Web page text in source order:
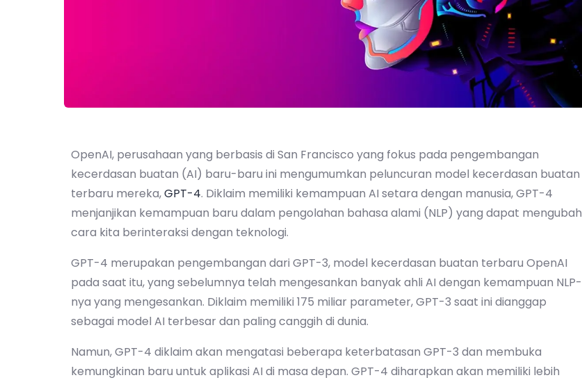
OpenAI, perusahaan yang berbasis di San Francisco yang fokus pada pengembangan
kecerdasan buatan (AI) baru-baru ini mengumumkan peluncuran model kecerdasan buatan
terbaru mereka,GPT-4. Diklaim memiliki kemampuan AI setara dengan manusia, GPT-4
menjanjikan kemampuan baru dalam pengolahan bahasa alami (NLP) yang dapat mengubah
cara kita berinteraksi dengan teknologi.
GPT-4 merupakan pengembangan dari GPT-3, model kecerdasan buatan terbaru OpenAI
pada saat itu, yang sebelumnya telah mengesankan banyak ahli AI dengan kemampuan NLP-
nya yang mengesankan. Diklaim memiliki 175 miliar parameter, GPT-3 saat ini dianggap
sebagai model AI terbesar dan paling canggih di dunia.
Namun, GPT-4 diklaim akan mengatasi beberapa keterbatasan GPT-3 dan membuka
kemungkinan baru untuk aplikasi AI di masa depan. GPT-4 diharapkan akan memiliki lebih